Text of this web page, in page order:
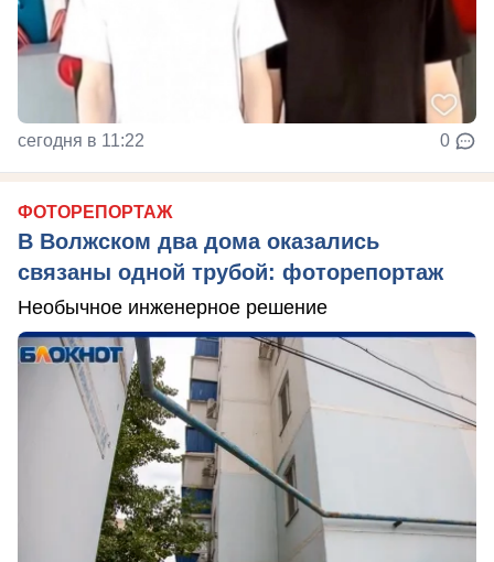
сегодня в 11:22 0
ФОТОРЕПОРТАЖ
В Волжском два дома оказались
связаны одной трубой: фоторепортаж
Необычное инженерное решение